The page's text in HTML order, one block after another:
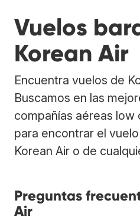
Vuelos
Korean Air
Encuentra vuelos de
Buscamos en las
compañías aéreas
para encontrar el
Korean Air o de
Preguntas
Air